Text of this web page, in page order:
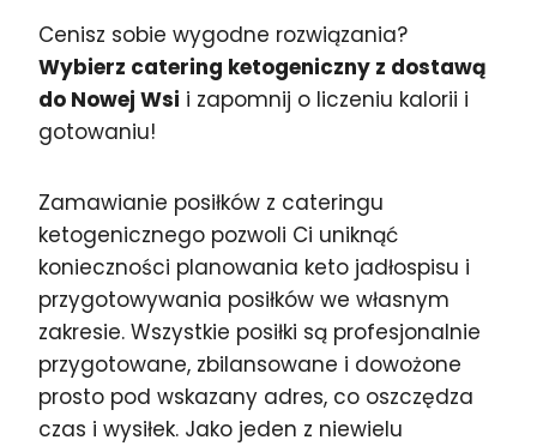
Cenisz sobie wygodne rozwiązania?
Wybierz catering ketogeniczny z dostawą
do Nowej Wsi i zapomnij o liczeniu kalorii i
gotowaniu!
Zamawianie posiłków z cateringu
ketogenicznego pozwoli Ci uniknąć
konieczności planowania keto jadłospisu i
przygotowywania posiłków we własnym
zakresie. Wszystkie posiłki są profesjonalnie
przygotowane, zbilansowane i dowożone
prosto pod wskazany adres, co oszczędza
czas i wysiłek. Jako jeden z niewielu